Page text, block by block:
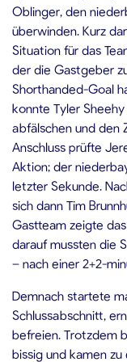
Oblinger, den
überwinden. Kurz
Situation für das
der die Gastgeber
Shorthanded-Goal
konnte Tyler
abfälschen und den
Anschluss prüfte
Aktion; der
letzter Sekunde.
sich dann Tim
Gastteam zeigte
darauf mussten die
– nach einer 2+2-
Demnach startete
Schlussabschnitt,
befreien. Trotzdem
bissig und kamen zu